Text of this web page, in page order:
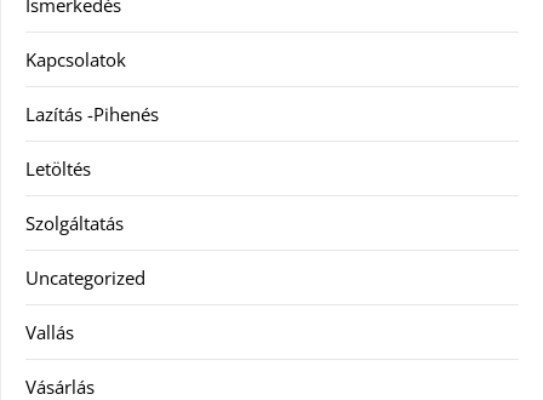
Ismerkedés
Kapcsolatok
Lazítás -Pihenés
Letöltés
Szolgáltatás
Uncategorized
Vallás
Vásárlás